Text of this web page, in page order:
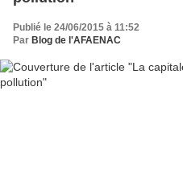
Publié le 24/06/2015 à 11:52
Par Blog de l'AFAENAC